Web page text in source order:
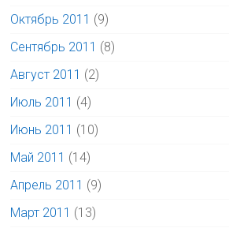
Октябрь 2011 (9)
Сентябрь 2011 (8)
Август 2011 (2)
Июль 2011 (4)
Июнь 2011 (10)
Май 2011 (14)
Апрель 2011 (9)
Март 2011 (13)